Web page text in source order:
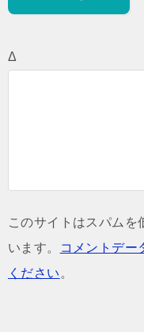
Δ
このサイトはスパムを
います。
コメントデー
ください 。